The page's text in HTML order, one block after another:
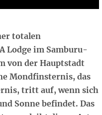
totalen
Lodge im Samburu-
von der Hauptstadt
Mondfinsternis, das
tritt auf, wenn sich
Sonne befindet. Das